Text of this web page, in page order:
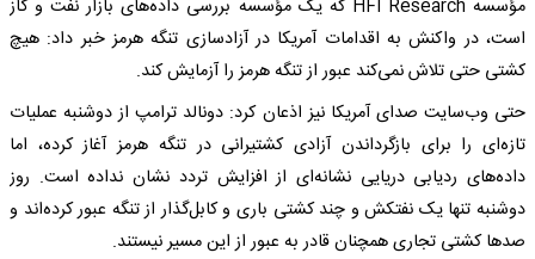
مؤسسه HFI Research که یک مؤسسه بررسی داده‌های بازار نفت و گاز
است، در واکنش به اقدامات آمریکا در آزادسازی تنگه هرمز خبر داد: هیچ‌
کشتی حتی تلاش نمی‌کند عبور از تنگه هرمز را آزمایش کند.
حتی وب‌سایت صدای آمریکا نیز اذعان کرد: دونالد ترامپ از دوشنبه عملیات
تازه‌ای را برای بازگرداندن آزادی کشتیرانی در تنگه هرمز آغاز کرده، اما
داده‌های ردیابی دریایی نشانه‌ای از افزایش تردد نشان نداده است. روز
دوشنبه تنها یک نفتکش و چند کشتی باری و کابل‌گذار از تنگه عبور کرده‌اند و
صدها کشتی تجاری همچنان قادر به عبور از این مسیر نیستند.